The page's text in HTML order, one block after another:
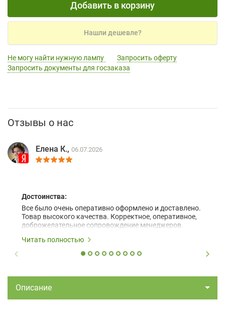
Добавить в корзину
Нашли дешевле?
Не могу найти нужную лампу
Запросить оферту
Запросить документы для госзаказа
Отзывы о нас
Елена К., 06.07.2026
Достоинства:
Все было очень оперативно оформлено и доставлено.
Товар высокого качества. Корректное, оперативное,
доброжелательное сопровождение менеджеров.
Читать полностью
Описание